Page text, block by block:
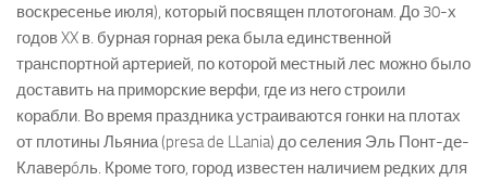
воскресенье июля), который посвящен плотогонам. До 30-х
годов XX в. бурная горная река была единственной
транспортной артерией, по которой местный лес можно было
доставить на приморские верфи, где из него строили
корабли. Во время праздника устраиваются гонки на плотах
от плотины Льяниа (presa de LLania) до селения Эль Понт-де-
Клаверóль. Кроме того, город известен наличием редких для